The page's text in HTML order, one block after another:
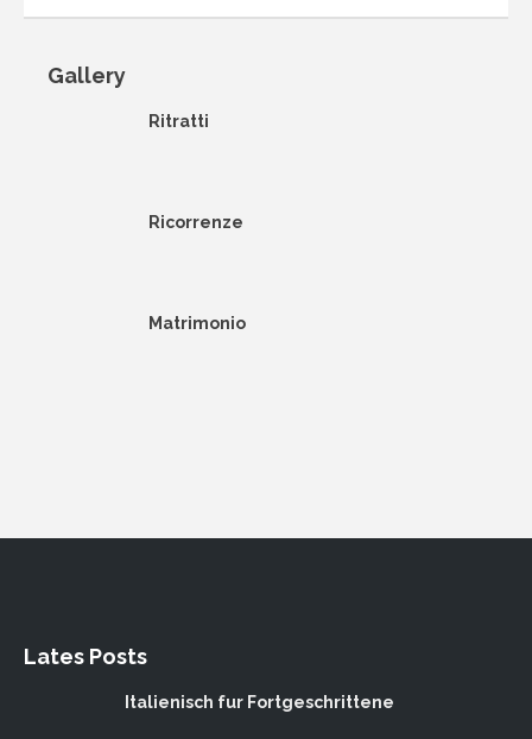
Gallery
Ritratti
Ricorrenze
Matrimonio
Lates Posts
Italienisch fur Fortgeschrittene